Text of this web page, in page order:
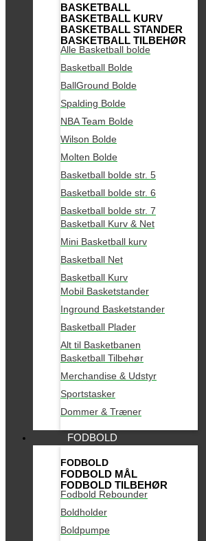
BASKETBALL
BASKETBALL KURV
BASKETBALL STANDER
BASKETBALL TILBEHØR
Alle Basketball bolde
Basketball Bolde
BallGround Bolde
Spalding Bolde
NBA Team Bolde
Wilson Bolde
Molten Bolde
Basketball bolde str. 5
Basketball bolde str. 6
Basketball bolde str. 7
Basketball Kurv & Net
Mini Basketball kurv
Basketball Net
Basketball Kurv
Mobil Basketstander
Inground Basketstander
Basketball Plader
Alt til Basketbanen
Basketball Tilbehør
Merchandise & Udstyr
Sportstasker
Dommer & Træner
FODBOLD
FODBOLD
FODBOLD MÅL
FODBOLD TILBEHØR
Fodbold Rebounder
Boldholder
Boldpumpe